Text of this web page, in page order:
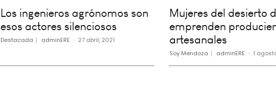
Los ingenieros agrónomos son
esos actores silenciosos
Destacada adminERE - 27 abril, 2021
Mujeres del desierto
emprenden
artesanales
Soy Mendoza adminERE - 1